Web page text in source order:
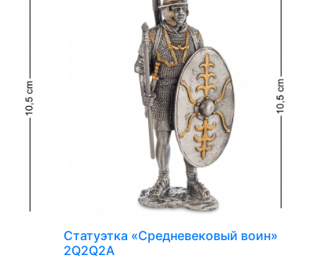
Статуэтка «Средневековый воин»
2Q2Q2A